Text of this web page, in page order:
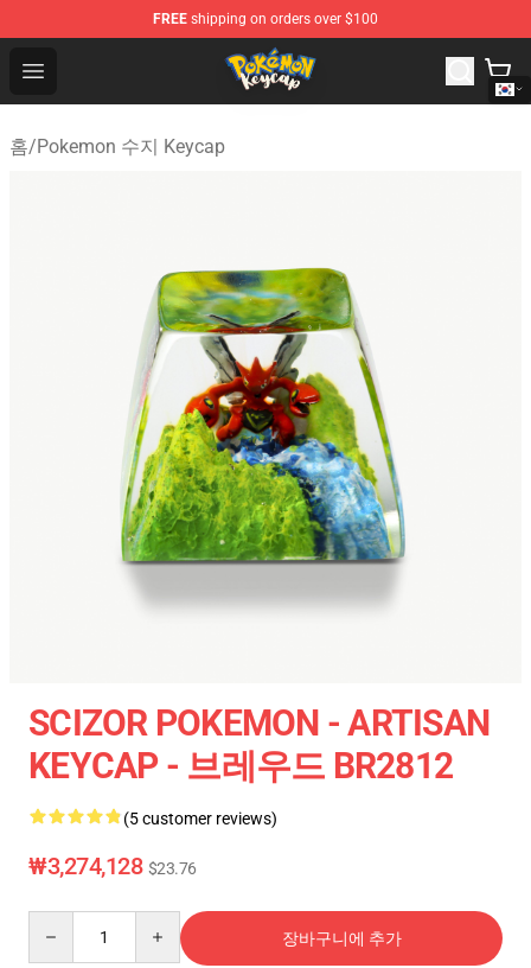
FREE shipping on orders over $100
Open menu
Pokemon Keycap Shop - The Best Store of Pokemon
홈/Pokemon 수지 Keycap
SCIZOR POKEMON - ARTISAN
KEYCAP - 브레우드 BR2812
(5 customer reviews)
₩3,274,128 $23.76
장바구니에 추가